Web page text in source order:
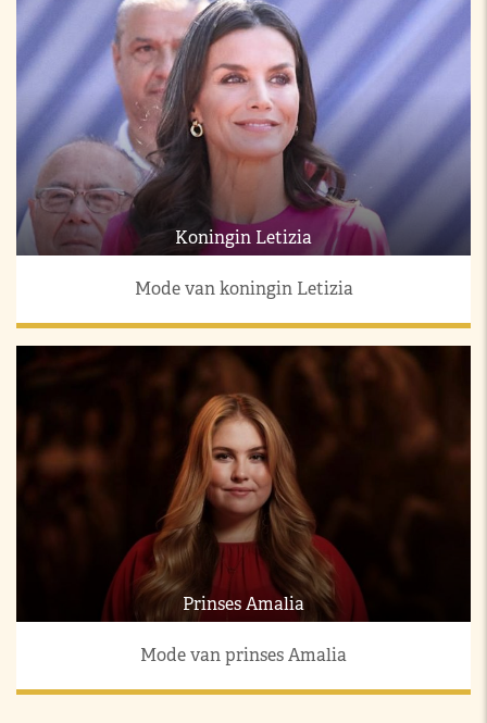
Koningin Letizia
Mode van koningin Letizia
Prinses Amalia
Mode van prinses Amalia